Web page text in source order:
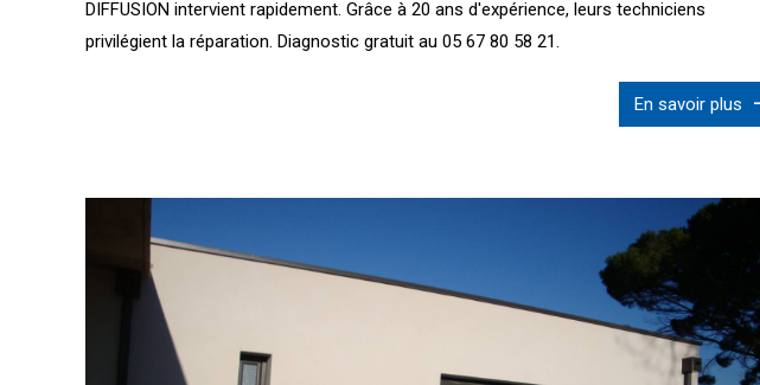
DIFFUSION intervient rapidement. Grâce à 20 ans d'expérience, leurs techniciens
privilégient la réparation. Diagnostic gratuit au 05 67 80 58 21.
En savoir plus